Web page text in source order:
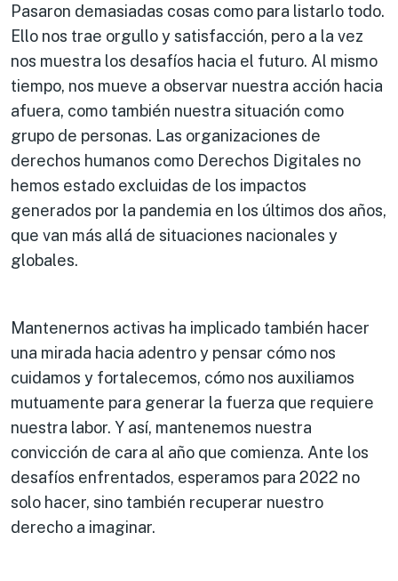
Pasaron demasiadas cosas como para listarlo todo.
Ello nos trae orgullo y satisfacción, pero a la vez
nos muestra los desafíos hacia el futuro. Al mismo
tiempo, nos mueve a observar nuestra acción hacia
afuera, como también nuestra situación como
grupo de personas. Las organizaciones de
derechos humanos como Derechos Digitales no
hemos estado excluidas de los impactos
generados por la pandemia en los últimos dos años,
que van más allá de situaciones nacionales y
globales.
Mantenernos activas ha implicado también hacer
una mirada hacia adentro y pensar cómo nos
cuidamos y fortalecemos, cómo nos auxiliamos
mutuamente para generar la fuerza que requiere
nuestra labor. Y así, mantenemos nuestra
convicción de cara al año que comienza. Ante los
desafíos enfrentados, esperamos para 2022 no
solo hacer, sino también recuperar nuestro
derecho a imaginar.